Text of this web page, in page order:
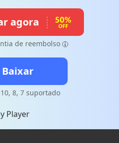
agora
de reembolso
Baixar
8, 7 suportado
Player